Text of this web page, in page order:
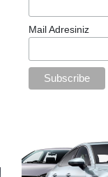
Mail Adresiniz